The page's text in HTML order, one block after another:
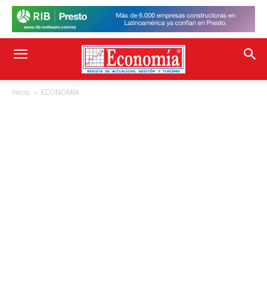
Inicio ECONOMÍA